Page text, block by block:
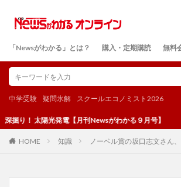
「Newsがわかる」とは？ 購入・定期購読 無料
中学受験 疑問氷解 スクールエコノミスト2026
陽光発電【月刊Newsがわかる９月号】
HOME 知識 ノーベル賞の坂口志文さん
検索